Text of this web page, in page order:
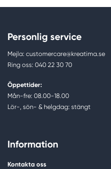
Personlig service
Mejla: customercare@kreatima.se
Ring oss: 040 22 30 70
Öppettider:
Mån-fre: 08.00-18.00
Lör-, sön- & helgdag: stängt
Information
Kontakta oss